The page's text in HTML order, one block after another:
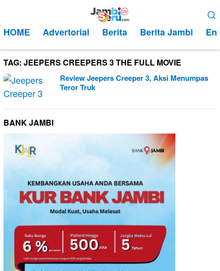
kontenMobile
HOME Advertorial Berita Berita Jambi
TAG: JEEPERS CREEPERS 3 THE FULL MOVIE
Review Jeepers Creeper 3, Aksi Menumpas
Teror Truk
BANK JAMBI